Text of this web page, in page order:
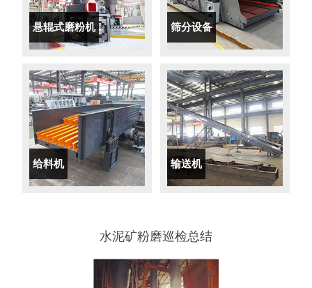
悬辊式磨粉机 筛分设备
给料机 输送机
水泥矿粉磨巡检总结